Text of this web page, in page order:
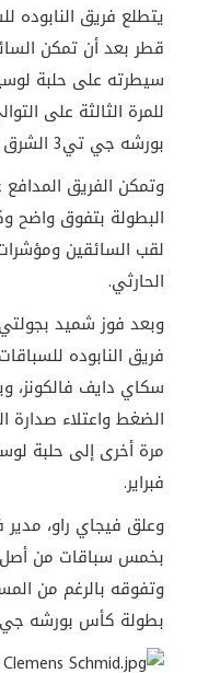
يتطلع فريق النابوده
قطر بعد أن تمكن
سيطرته على حلبة
للمرة الثالثة على
بورشه جي تي3 الشرق الأوسط.
وتمكن الفريق
البطولة بتفوق واضح
لقب السائقين
الحارثي.
وبعد فوز شميد
فريق النابوده
سكاي دايف فالكونز،
الضغط واعتلاء صدارة
فبراير.
وعلق فيجاي راو، مدير
بخمس سباقات من
وتفوقه بالرغم من
بطولة كأس بورشه جي